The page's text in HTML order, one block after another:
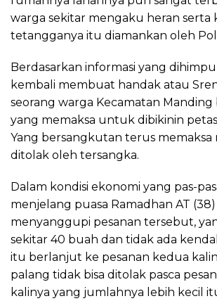
warga sekitar mengaku heran serta
tetangganya itu diamankan oleh
Berdasarkan informasi yang
kembali membuat handak atau
seorang warga Kecamatan Manding
yang memaksa untuk dibikinin
Yang bersangkutan terus memaksa
ditolak oleh tersangka.
Dalam kondisi ekonomi yang pas-
menjelang puasa Ramadhan AT
menyanggupi pesanan tersebut,
sekitar 40 buah dan tidak ada
itu berlanjut ke pesanan kedua
palang tidak bisa ditolak pasca
kalinya yang jumlahnya lebih kecil